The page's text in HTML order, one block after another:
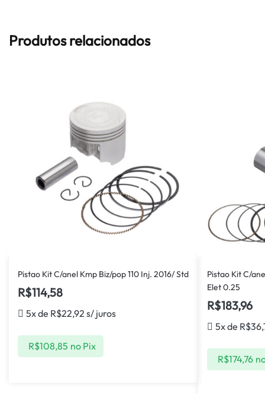
Produtos relacionados
Pistao Kit C/anel Kmp Biz/pop 110 Inj. 2016/ Std
R$114,58
5x de R$22,92 s/ juros
R$108,85 no Pix
Pistao Kit C/
Elet 0.25
R$183,96
5x de R$
R$174,76